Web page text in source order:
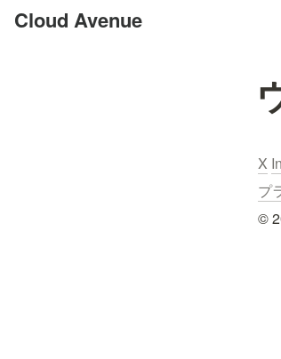
Cloud Avenue
X
プ
©